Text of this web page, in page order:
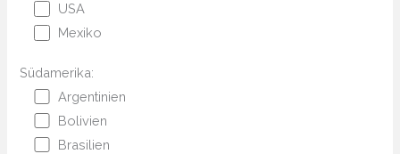
USA
Mexiko
Südamerika:
Argentinien
Bolivien
Brasilien